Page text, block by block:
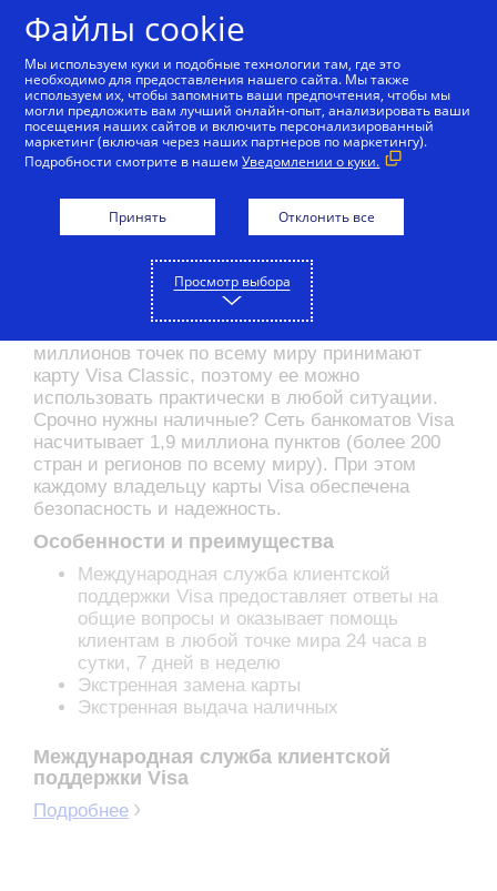
Все карты Visa Classic Visa Gold Visa
Visa Classic
Мировое признание
Путешествуете, совершаете покупки в
миллионов точек по всему миру принимают
карту Visa Classic, поэтому ее можно
использовать практически в любой ситуации.
Срочно нужны наличные? Сеть банкоматов Visa
насчитывает 1,9 миллиона пунктов (более 200
стран и регионов по всему миру). При этом
каждому владельцу карты Visa обеспечена
безопасность и надежность.
Особенности и преимущества
Международная служба клиентской
поддержки Visa предоставляет ответы на
общие вопросы и оказывает помощь
клиентам в любой точке мира 24 часа в
сутки, 7 дней в неделю
Экстренная замена карты
Экстренная выдача наличных
Международная служба клиентской
поддержки Visa
Подробнее
Файлы cookie
Мы используем куки и подобные технологии там, где это
необходимо для предоставления нашего сайта. Мы также
используем их, чтобы запомнить ваши предпочтения, чтобы мы
могли предложить вам лучший онлайн-опыт, анализировать ваши
посещения наших сайтов и включить персонализированный
маркетинг (включая через наших партнеров по маркетингу).
Подробности смотрите в нашемУведомлении о куки.
Принять Отклонить все
Просмотр выбора